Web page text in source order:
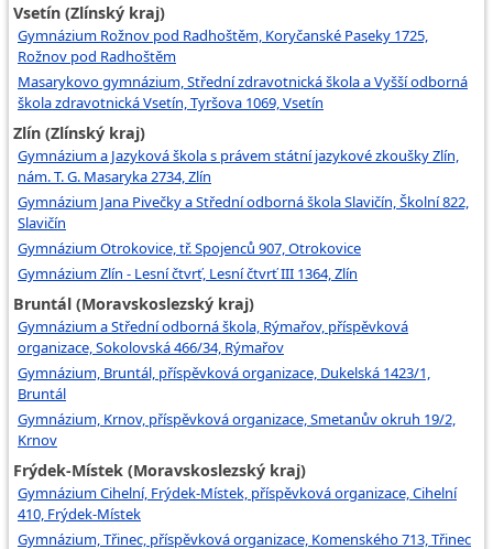
Vsetín (Zlínský kraj)
Gymnázium Rožnov pod Radhoštěm, Koryčanské Paseky 1725,
Rožnov pod Radhoštěm
Masarykovo gymnázium, Střední zdravotnická škola a Vyšší odborná
škola zdravotnická Vsetín, Tyršova 1069, Vsetín
Zlín (Zlínský kraj)
Gymnázium a Jazyková škola s právem státní jazykové zkoušky Zlín,
nám. T. G. Masaryka 2734, Zlín
Gymnázium Jana Pivečky a Střední odborná škola Slavičín, Školní 822,
Slavičín
Gymnázium Otrokovice, tř. Spojenců 907, Otrokovice
Gymnázium Zlín - Lesní čtvrť, Lesní čtvrť III 1364, Zlín
Bruntál (Moravskoslezský kraj)
Gymnázium a Střední odborná škola, Rýmařov, příspěvková
organizace, Sokolovská 466/34, Rýmařov
Gymnázium, Bruntál, příspěvková organizace, Dukelská 1423/1,
Bruntál
Gymnázium, Krnov, příspěvková organizace, Smetanův okruh 19/2,
Krnov
Frýdek-Místek (Moravskoslezský kraj)
Gymnázium Cihelní, Frýdek-Místek, příspěvková organizace, Cihelní
410, Frýdek-Místek
Gymnázium, Třinec, příspěvková organizace, Komenského 713, Třinec